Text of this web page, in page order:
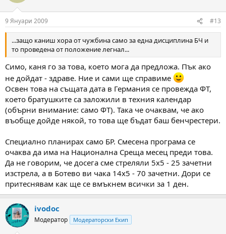
9 Януари 2009 #13
...защо каниш хора от чужбина само за една дисциплина БЧ и
то проведена от положение легнал...
Симо, каня го за това, което мога да предложа. Пък ако
не дойдат - здраве. Ние и сами ще справиме
Освен това на същата дата в Германия се провежда ФТ,
което братушките са заложили в техния календар
(обърни внимание: само ФТ). Така че очаквам, че ако
въобще дойде някой, то това ще бъдат баш бенчрестери.
Специално планирах само БР. Смесена програма се
очаква да има на Национална Среща месец преди това.
Да не говорим, че досега сме стреляли 5х5 - 25 зачетни
изстрела, а в Ботево ви чака 14х5 - 70 зачетни. Дори се
притеснявам как ще се вмъкнем всички за 1 ден.
ivodoc
Модератор Модераторски Екип